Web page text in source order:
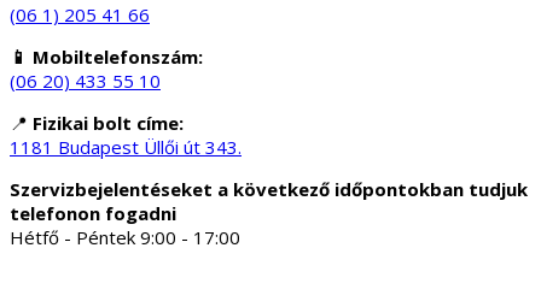
(06 1) 205 41 66
📱 Mobiltelefonszám:
(06 20) 433 55 10
📍 Fizikai bolt címe:
1181 Budapest Üllői út 343.
Szervizbejelentéseket a következő időpontokban tudjuk
telefonon fogadni
Hétfő - Péntek 9:00 - 17:00